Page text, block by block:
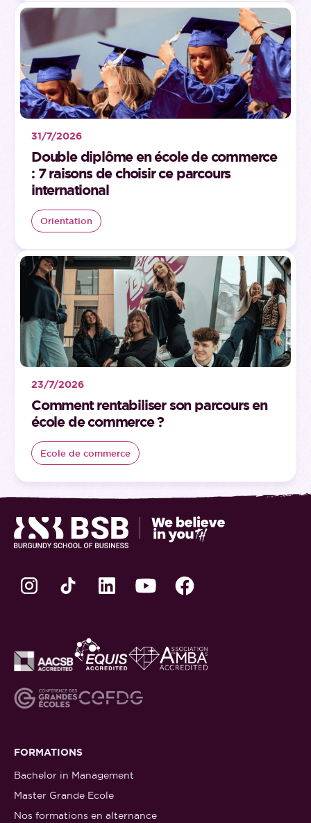
31/7/2026
Double diplôme en école de commerce
: 7 raisons de choisir ce parcours
international
Orientation
23/7/2026
Comment rentabiliser son parcours en
école de commerce ?
Ecole de commerce
FORMATIONS
Bachelor in Management
Master Grande Ecole
Nos formations en alternance